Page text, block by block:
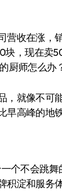
边光伏发电
营收在涨，
，现在卖
厨师怎么办
，就像不可
高峰的地铁
个不会跳
积淀和服务